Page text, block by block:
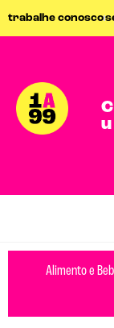
trabalhe conosco
Alimento e